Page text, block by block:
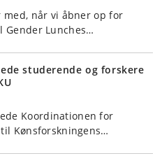
når vi åbner op for
Gender Lunches…
studerende og forskere
Koordinationen for
Kønsforskningens…